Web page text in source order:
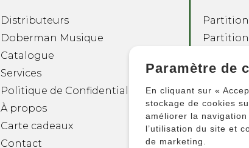
Distributeurs
Doberman Musique
Catalogue
Services
Politique de Confidentialité
À propos
Carte cadeaux
Contact
Autres
Paramètre de
En cliquant sur «
stockage de cookies
améliorer la
l’utilisation du site et
de marketing.